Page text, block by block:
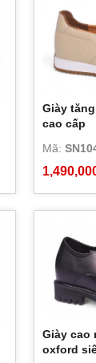
Giày
cao cấp
Mã:
Giày cao
oxford